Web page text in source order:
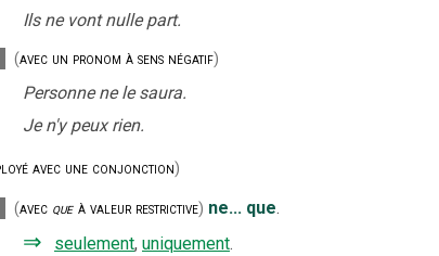
Ils ne vont nulle part.
(avec un pronom à sens négatif)
Personne ne le saura.
Je n'y peux rien.
avec une conjonction)
(avec que à valeur restrictive) ne... que.
⇒ seulement, uniquement.